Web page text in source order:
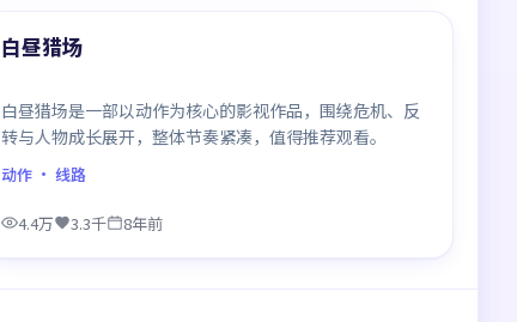
最新
白昼猎场
白昼猎场是一部以动作为核心的影视作品，围绕危机、反
转与人物成长展开，整体节奏紧凑，值得推荐观看。
动作· 线路
4.4万 3.3千 8年前